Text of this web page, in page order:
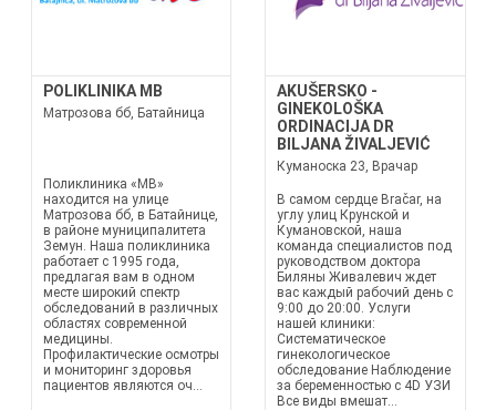
POLIKLINIKA MB
Матрозова бб, Батайница
Поликлиника «MB»
находится на улице
Матрозова бб, в Батайнице,
в районе муниципалитета
Земун. Наша поликлиника
работает с 1995 года,
предлагая вам в одном
месте широкий спектр
обследований в различных
областях современной
медицины.
Профилактические осмотры
и мониторинг здоровья
пациентов являются оч...
AKUŠERSKO -
GINEKOLOŠKA
ORDINACIJA DR
BILJANA ŽIVALJEVIĆ
Куманоска 23, Врачар
В самом сердце Вračar, на
углу улиц Крунской и
Кумановской, наша
команда специалистов под
руководством доктора
Биляны Живалевич ждет
вас каждый рабочий день с
9:00 до 20:00. Услуги
нашей клиники:
Систематическое
гинекологическое
обследование Наблюдение
за беременностью с 4D УЗИ
Все виды вмешат...